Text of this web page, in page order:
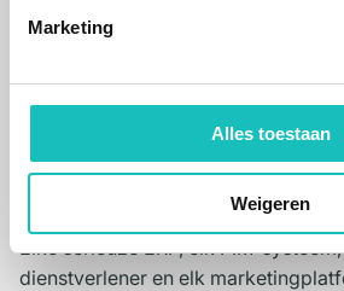
Marketing
Alles toestaan
Weigeren
Shopify's kracht zit niet alleen in
in wat eromheen is gebouwd. Het
apps, partners, integraties en
geworden dat het zichzelf versterkt.
Elke serieuze ERP, elk PIM-
dienstverlener en elk